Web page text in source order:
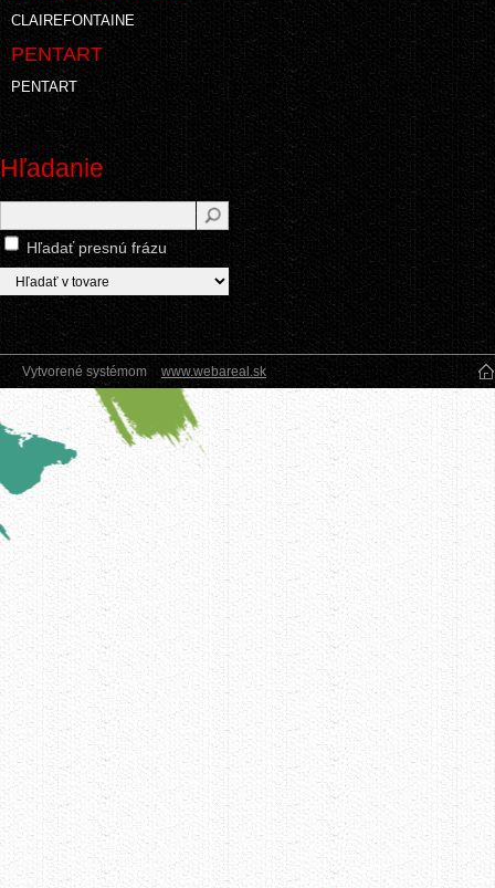
CLAIREFONTAINE
PENTART
PENTART
Hľadanie
Hľadať presnú frázu
Vytvorené systémom www.webareal.sk